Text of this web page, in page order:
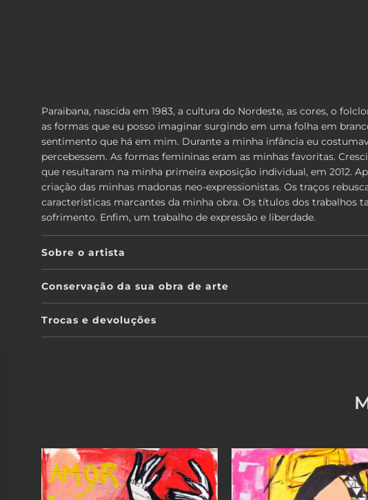
Paraibana, nascida em 1983, a cultura do Nordeste, as cores, o
as formas que eu posso imaginar surgindo em uma folha em
sentimento que há em mim. Durante a minha infância eu
percebessem. As formas femininas eram as minhas favoritas.
que resultaram na minha primeira exposição individual, em 2012.
criação das minhas madonas neo-expressionistas. Os traços
características marcantes da minha obra. Os títulos dos trabalhos
sofrimento. Enfim, um trabalho de expressão e liberdade.
Sobre o artista
Conservação da sua obra de arte
Trocas e devoluções